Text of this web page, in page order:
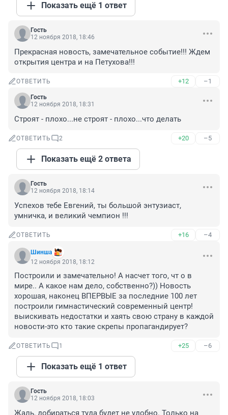
Показать ещё 1 ответ
Гость
12 ноября 2018, 18:46
Прекрасная новость, замечательное событие!!! Ждем
открытия центра и на Петухова!!!
ОТВЕТИТЬ +12 –1
Гость
12 ноября 2018, 18:31
Строят - плохо...не строят - плохо...что делать
ОТВЕТИТЬ 2 +20 –5
Показать ещё 2 ответа
Гость
12 ноября 2018, 18:14
Успехов тебе Евгений, ты большой энтузиаст,
умничка, и великий чемпион !!!
ОТВЕТИТЬ +16 –4
Шинша
12 ноября 2018, 18:12
Построили и замечательно! А насчет того, чт о в
мире.. А какое нам дело, собственно?)) Новость
хорошая, наконец ВПЕРВЫЕ за последние 100 лет
построили гимнастический современный центр!
выискивать недостатки и хаять свою страну в каждой
новости-это кто такие скрепы пропагандирует?
ОТВЕТИТЬ 1 +25 –6
Показать ещё 1 ответ
Гость
12 ноября 2018, 18:03
Жаль, добираться туда будет не удобно. Только на